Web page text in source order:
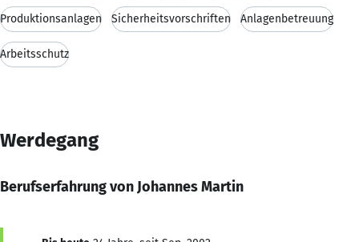
Produktionsanlagen Sicherheitsvorschriften Anlagenbetreuung
Arbeitsschutz
Werdegang
Berufserfahrung von Johannes Martin